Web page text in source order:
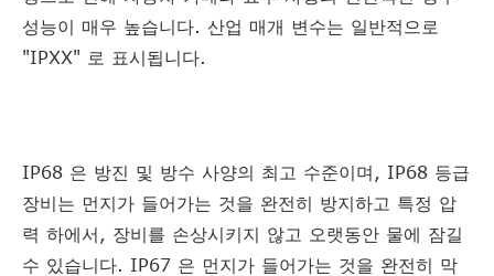
성능이 매우 높습니다. 산업 매개 변수는 일반적으로
"IPXX" 로 표시됩니다.
IP68 은 방진 및 방수 사양의 최고 수준이며, IP68 등급
장비는 먼지가 들어가는 것을 완전히 방지하고 특정 압
력 하에서, 장비를 손상시키지 않고 오랫동안 물에 잠길
수 있습니다. IP67 은 먼지가 들어가는 것을 완전히 막